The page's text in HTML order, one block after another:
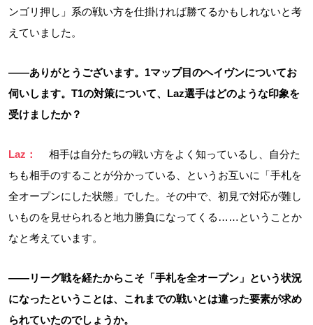
ンゴリ押し」系の戦い方を仕掛ければ勝てるかもしれないと考
えていました。
――ありがとうございます。1マップ目のヘイヴンについてお
伺いします。T1の対策について、Laz選手はどのような印象を
受けましたか？
Laz：
相手は自分たちの戦い方をよく知っているし、自分た
ちも相手のすることが分かっている、というお互いに「手札を
全オープンにした状態」でした。その中で、初見で対応が難し
いものを見せられると地力勝負になってくる……ということか
なと考えています。
――リーグ戦を経たからこそ「手札を全オープン」という状況
になったということは、これまでの戦いとは違った要素が求め
られていたのでしょうか。